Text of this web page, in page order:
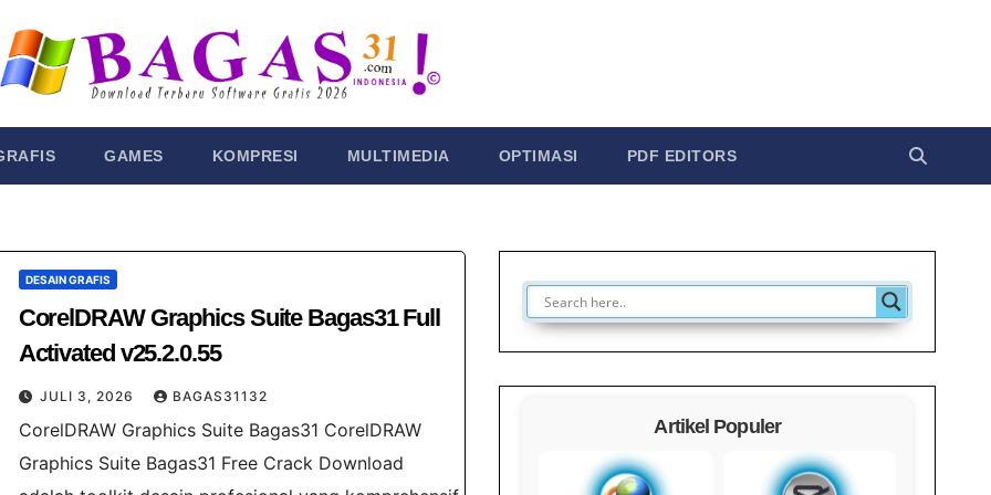
GAMES KOMPRESI MULTIMEDIA OPTIMASI PDF EDITORS
DESAIN GRAFIS
CorelDRAW Graphics Suite Bagas31 Full
Activated v25.2.0.55
JULI 3, 2026 BAGAS31132
CorelDRAW Graphics Suite Bagas31 CorelDRAW
Graphics Suite Bagas31 Free Crack Download
Artikel Populer